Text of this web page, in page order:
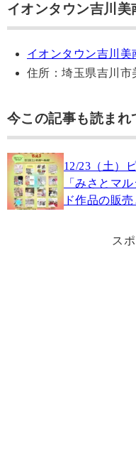
イオンタウン吉川美
イオンタウン吉川美
住所：埼玉県吉川市
今この記事も読まれ
12/23（土）
「みさとマ
ド作品の販
ス